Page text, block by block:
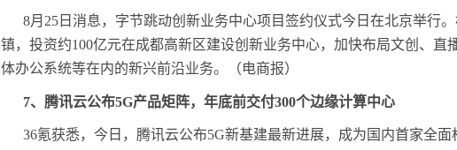
8月25日消息，字节跳动创新业务中心项目签约仪式今日在北京举行
镇，投资约100亿元在成都高新区建设创新业务中心，加快布局文创、
体办公系统等在内的新兴前沿业务。（电商报）
7、腾讯云公布5G产品矩阵，年底前交付300个边缘计算中心
36氪获悉，今日，腾讯云公布5G新基建最新进展，成为国内首家全面